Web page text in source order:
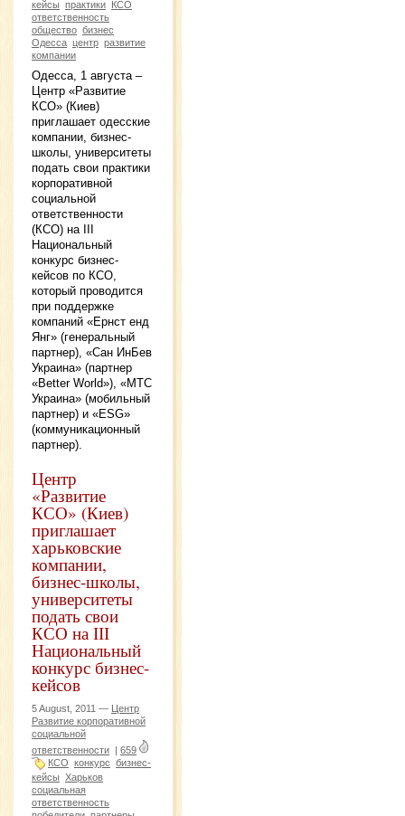
кейсы практики
КСО
ответственность
общество бизнес
Одесса центр развитие
компании
Одесса, 1 августа –
Центр «Развитие
КСО» (Киев)
приглашает одесские
компании, бизнес-
школы, университеты
подать свои практики
корпоративной
социальной
ответственности
(КСО) на ІІІ
Национальный
конкурс бизнес-
кейсов по КСО,
который проводится
при поддержке
компаний «Ернст енд
Янг» (генеральный
партнер), «Сан ИнБев
Украина» (партнер
«Better World»), «МТС
Украина» (мобильный
партнер) и «ESG»
(коммуникационный
партнер).
Центр
«Развитие
КСО» (Киев)
приглашает
харьковские
компании,
бизнес-школы,
университеты
подать свои
КСО на ІІІ
Национальный
конкурс бизнес-
кейсов
5 August, 2011 — Центр
Развитие корпоративной
социальной
ответственности | 659
КСО конкурс бизнес-
кейсы Харьков
социальная
ответственность